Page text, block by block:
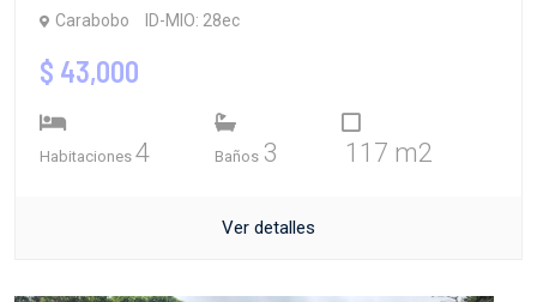
Carabobo ID-MIO: 28ec
$ 43,000
Habitaciones 4 Baños 3 117 m2
Ver detalles